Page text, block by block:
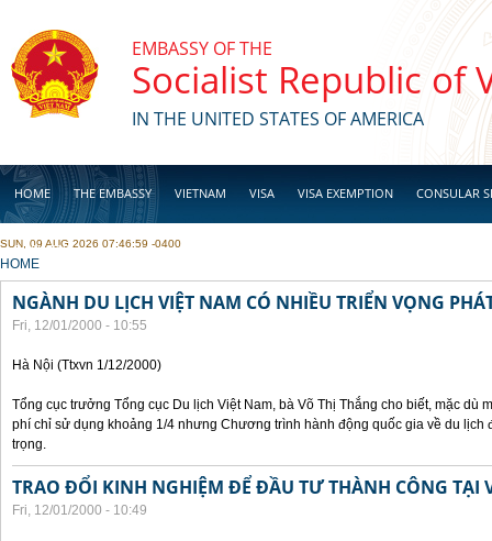
EMBASSY OF THE
Socialist Republic of
IN THE UNITED STATES OF AMERICA
HOME THE EMBASSY VIETNAM VISA VISA EXEMPTION CONSULAR
BUSINESS
SUN, 09 AUG 2026 07:46:59 -0400
YOU ARE HERE
HOME
NGÀNH DU LỊCH VIỆT NAM CÓ NHIỀU TRIỂN VỌNG
Fri, 12/01/2000 - 10:55
Hà Nội (Ttxvn 1/12/2000)
Tổng cục trưởng Tổng cục Du lịch Việt Nam, bà Võ Thị Thắng cho biết, mặc dù
phí chỉ sử dụng khoảng 1/4 nhưng Chương trình hành động quốc gia về du lịch
trọng.
TRAO ĐỔI KINH NGHIỆM ĐỂ ĐẦU TƯ THÀNH CÔNG TẠI
Fri, 12/01/2000 - 10:49